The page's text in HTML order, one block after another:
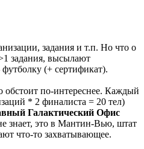
задания и т.п. Но что о
задания, высылают
(+ сертификат).
обстоит по-интереснее. Каждый
* 2 финалиста = 20 тел)
Галактический Офис
знает, это в Мантин-Вью, штат
что-то захватывающее.